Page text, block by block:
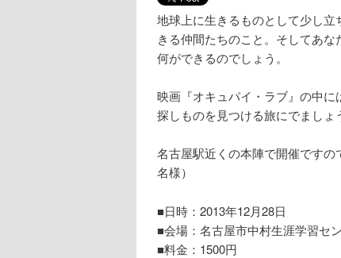
地球上に生きるものとして少し
きる仲間たちのこと。そしてあ
何ができるのでしょう。
映画『オキュパイ・ラブ』の中
探しものを見つける旅にでましょ
名古屋駅近くの本陣で開催です
名様）
■日時：2013年12月28日
■会場：名古屋市中村生涯学習セ
■料金：1500円